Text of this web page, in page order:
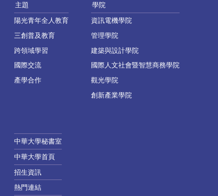
主題
陽光青年全人教育
三創普及教育
跨領域學習
國際交流
產學合作
學院
資訊電機學院
管理學院
建築與設計學院
國際人文社會暨智慧商務學院
觀光學院
創新產業學院
中華大學秘書室
中華大學首頁
招生資訊
熱門連結